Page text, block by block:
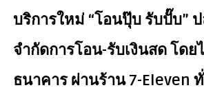
บริการใหม่ “โอนปุ๊บ รับปั๊บ”
จำกัดการโอน-รับเงินสด โด
ธนาคาร ผ่านร้าน 7-Eleven